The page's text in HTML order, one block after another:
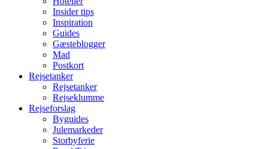
Insider tips
Inspiration
Guides
Gæsteblogger
Mad
Postkort
Rejsetanker
Rejsetanker
Rejseklumme
Rejseforslag
Byguides
Julemarkeder
Storbyferie